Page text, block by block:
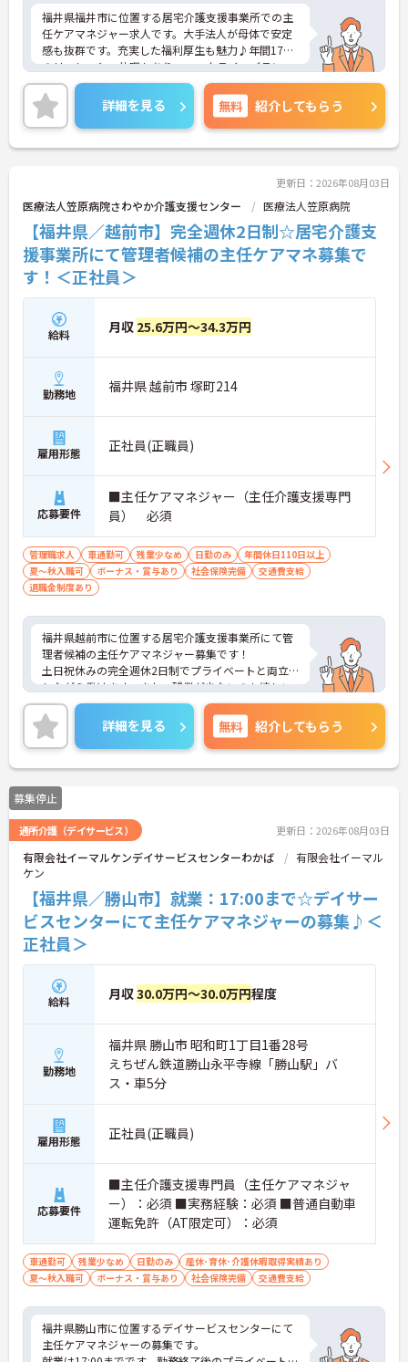
福井県福井市に位置する居宅介護支援事業所での主
任ケアマネジャー求人です。大手法人が母体で安定
感も抜群です。充実した福利厚生も魅力♪年間17日
のリフレッシュ休暇もあり、ワークライフバランス
を重視した働き方が叶います。ご興味のある方に
は、面接対策ポイントなど、さらに詳細をお話しい
たしますのでお気軽にご相談ください！
詳細を見る 無料 紹介してもらう
更新日：2026年08月03日
医療法人笠原病院さわやか介護支援センター 医療法人笠原病院
【福井県／越前市】完全週休2日制☆居宅介護支
援事業所にて管理者候補の主任ケアマネ募集で
す！＜正社員＞
給料 月収 25.6万円～34.3万円
勤務地 福井県 越前市 塚町214
雇用形態 正社員(正職員)
応募要件
■主任ケアマネジャー（主任介護支援専門
員） 必須
管理職求人 車通勤可 残業少なめ 日勤のみ
年間休日110日以上
夏～秋入職可
ボーナス・賞与あり 社会保険完備
交通費支給
退職金制度あり
福井県越前市に位置する居宅介護支援事業所にて管
理者候補の主任ケアマネジャー募集です！
土日祝休みの完全週休2日制でプライベートと両立
しながら働けます。また、残業が少ないのも嬉しい
ポイントです。
ご興味のある方には、面接対策ポイントなど、さら
に詳細をご案内しますのでお気軽にご相談くださ
い！
詳細を見る 無料 紹介してもらう
募集停止
通所介護（デイサービス） 更新日：2026年08月03日
有限会社イーマルケンデイサービスセンターわかば
有限会社イーマル
ケン
【福井県／勝山市】就業：17:00まで☆デイサー
ビスセンターにて主任ケアマネジャーの募集♪＜
正社員＞
給料 月収30.0万円～30.0万円程度
勤務地
福井県 勝山市 昭和町1丁目1番28号
えちぜん鉄道勝山永平寺線「勝山駅」バ
ス・車5分
雇用形態 正社員(正職員)
応募要件
■主任介護支援専門員（主任ケアマネジャ
ー）：必須 ■実務経験：必須 ■普通自動車
運転免許（AT限定可）：必須
車通勤可 残業少なめ 日勤のみ
産休･育休･介護休暇取得実績あり
夏～秋入職可
ボーナス・賞与あり 社会保険完備 交通費支給
福井県勝山市に位置するデイサービスセンターにて
主任ケアマネジャーの募集です。